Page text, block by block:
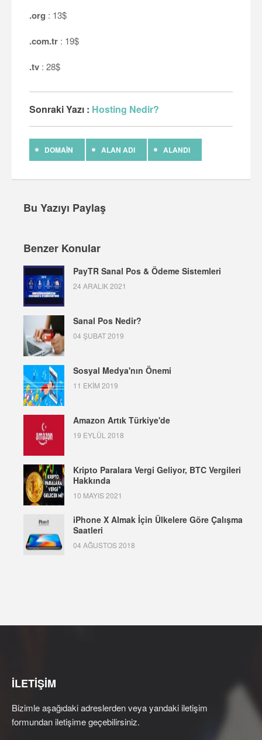
.org : 13$
.com.tr : 19$
.tv : 28$
Sonraki Yazı : Hosting Nedir?
DOMAIN ALAN ADI ALANDI
Bu Yazıyı Paylaş
Benzer Konular
PayTR Sanal Pos & Ödeme Sistemleri
24 ARALIK 2021
Sanal Pos Nedir?
04 ŞUBAT 2019
Sosyal Medya'nın Önemi
11 EKIM 2019
Amazon Artık Türkiye'de
19 EYLÜL 2018
Kripto Paralara Vergi Geliyor, BTC Vergileri
Hakkında
10 MAYIS 2021
iPhone X Almak İçin Ülkelere Göre Çalışma
Saatleri
04 AĞUSTOS 2018
İLETİŞİM
Bizimle aşağıdaki adreslerden veya yandaki iletişim
formundan iletişime geçebilirsiniz.